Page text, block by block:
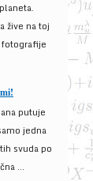
žive na toj
putuje
jedna
svuda po
...